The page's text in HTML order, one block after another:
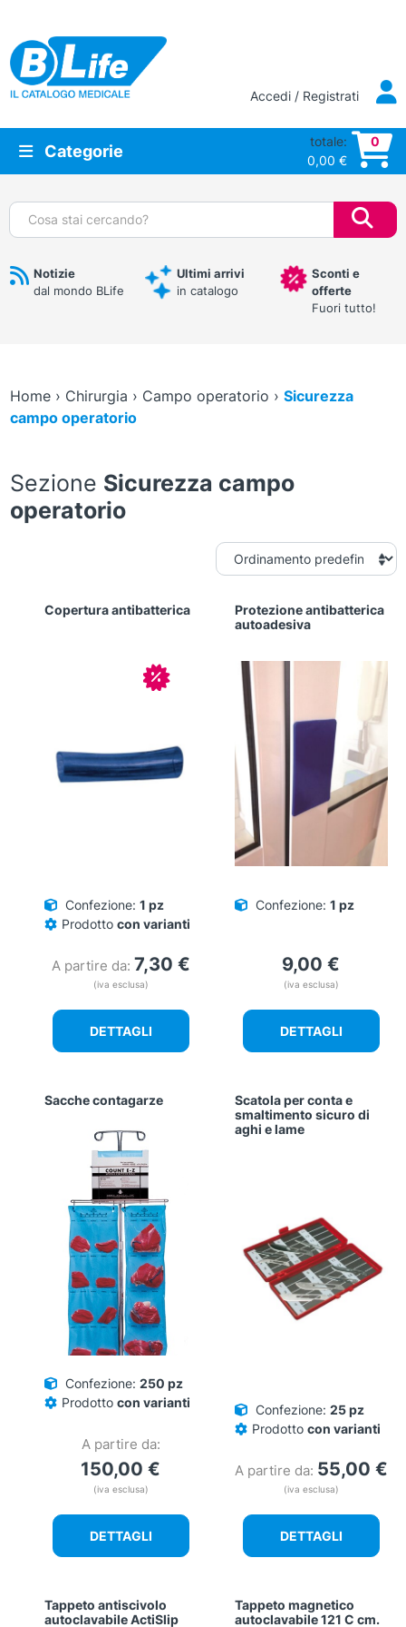
Vai al contenuto principale
Accedi / Registrati
Categorie
totale:
0,00 €
0
Cerca:
Notizie
dal mondo BLife
Ultimi arrivi
in catalogo
Sconti e
offerte
Fuori tutto!
Home› Chirurgia › Campo operatorio › Sicurezza
campo operatorio
Sezione Sicurezza campo
operatorio
Copertura antibatterica
In offerta!
Confezione: 1 pz
Prodotto con varianti
A partire da: 7,30 €
(iva esclusa)
DETTAGLI
Protezione antibatterica
autoadesiva
Confezione: 1 pz
9,00 €
(iva esclusa)
DETTAGLI
Sacche contagarze
Confezione: 250 pz
Prodotto con varianti
A partire da:
150,00 €
(iva esclusa)
DETTAGLI
Scatola per conta e
smaltimento sicuro di
aghi e lame
Confezione: 25 pz
Prodotto con varianti
A partire da: 55,00 €
(iva esclusa)
DETTAGLI
Tappeto antiscivolo
autoclavabile ActiSlip
Tappeto magnetico
autoclavabile 121 C cm.